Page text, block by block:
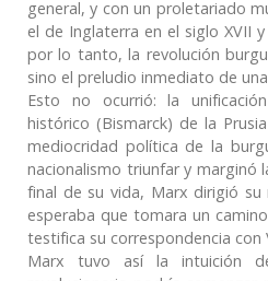
general, y con un proletariado
el de Inglaterra en el siglo XVII
por lo tanto, la revolución
sino el preludio inmediato de
Esto no ocurrió: la
histórico (Bismarck) de la
mediocridad política de la
nacionalismo triunfar y marginó
final de su vida, Marx dirigió su
esperaba que tomara un
testifica su correspondencia con
Marx tuvo así la intuición